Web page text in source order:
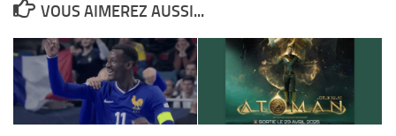
VOUS AIMEREZ AUSSI...